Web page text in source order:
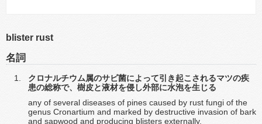
blister rust
名詞
クロナルチウム属のサビ菌によって引き起こされるマツの疾
患の総称で、樹皮と液材を侵し外部に水泡を生じる
any of several diseases of pines caused by rust fungi of the
genus Cronartium and marked by destructive invasion of bark
and sapwood and producing blisters externally.